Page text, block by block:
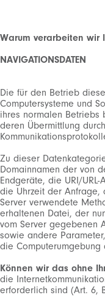
Warum verarbeiten wir
NAVIGATIONSDATEN
Die für den Betrieb
Computersysteme und
ihres normalen Betriebs
deren Übermittlung
Zu dieser
Domainnamen der von
Endgeräte, die URI/
die Uhrzeit der Anfrage,
Server verwendete
erhaltenen Datei, der
vom Server gegebenen
sowie andere
die Computerumgebung
Können wir das ohne
die
erforderlich sind (Art. 6,